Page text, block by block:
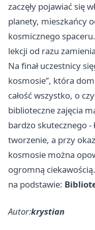
zaczęły pojawiać się
planety, mieszkańcy
kosmicznego
lekcji od razu
Na finał uczestnicy
kosmosie”, która
całość wszystko, o
biblioteczne zajęcia
bardzo skutecznego -
tworzenie, a przy
kosmosie można
ogromną ciekawością.
na podstawie:
Autor:krystian